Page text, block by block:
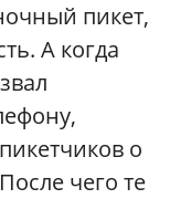
пикет,
А когда
о
чего те